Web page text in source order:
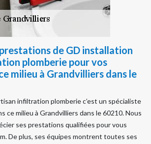
de GD installation
plomberie pour vos
milieu à Grandvilliers dans le
infiltration plomberie c’est un spécialiste
ce milieu à Grandvilliers dans le 60210. Nous
ses prestations qualifiées pour vous
De plus, ses équipes montrent toutes ses